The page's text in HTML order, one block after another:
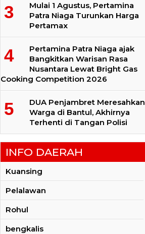
Mulai 1 Agustus, Pertamina
Patra Niaga Turunkan Harga
Pertamax
Pertamina Patra Niaga ajak
Bangkitkan Warisan Rasa
Nusantara Lewat Bright Gas
Cooking Competition 2026
DUA Penjambret Meresahkan
Warga di Bantul, Akhirnya
Terhenti di Tangan Polisi
INFO DAERAH
Kuansing
Pelalawan
Rohul
bengkalis